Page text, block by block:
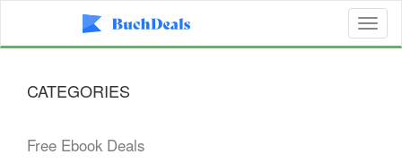
CATEGORIES
Free Ebook Deals